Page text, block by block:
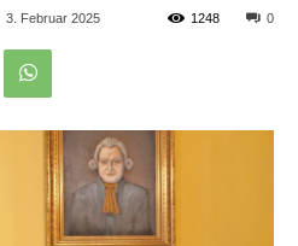
3. Februar 2025 0
1248